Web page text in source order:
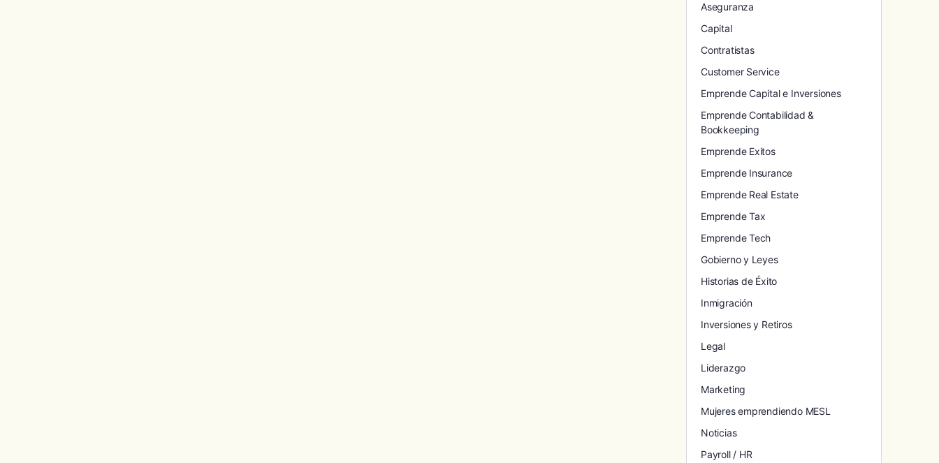
Aseguranza
Capital
Contratistas
Customer Service
Emprende Capital e Inversiones
Emprende Contabilidad &
Bookkeeping
Emprende Exitos
Emprende Insurance
Emprende Real Estate
Emprende Tax
Emprende Tech
Gobierno y Leyes
Historias de Éxito
Inmigración
Inversiones y Retiros
Legal
Liderazgo
Marketing
Mujeres emprendiendo MESL
Noticias
Payroll / HR